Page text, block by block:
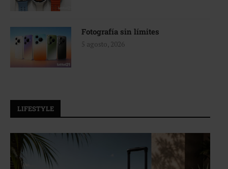
Fotografía sin límites
5 agosto, 2026
LIFESTYLE